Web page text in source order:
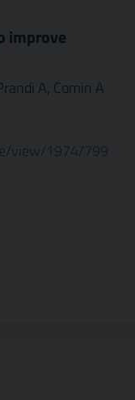
improve
A, Comin A
view/1974/799